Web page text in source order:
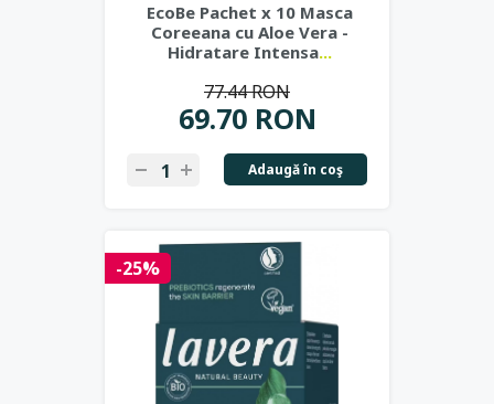
EcoBe Pachet x 10 Masca
Coreeana cu Aloe Vera -
Hidratare Intensa...
69.70 RON
77.44 RON
Adaugă în coş
-25%